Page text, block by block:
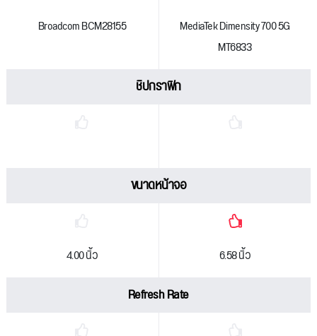
Broadcom BCM28155
MediaTek Dimensity 700 5G
MT6833
ชิปกราฟิก
ขนาดหน้าจอ
4.00 นิ้ว 6.58 นิ้ว
Refresh Rate